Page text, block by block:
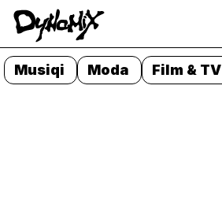
Skip
to
content
Musiqi Moda Film & TV